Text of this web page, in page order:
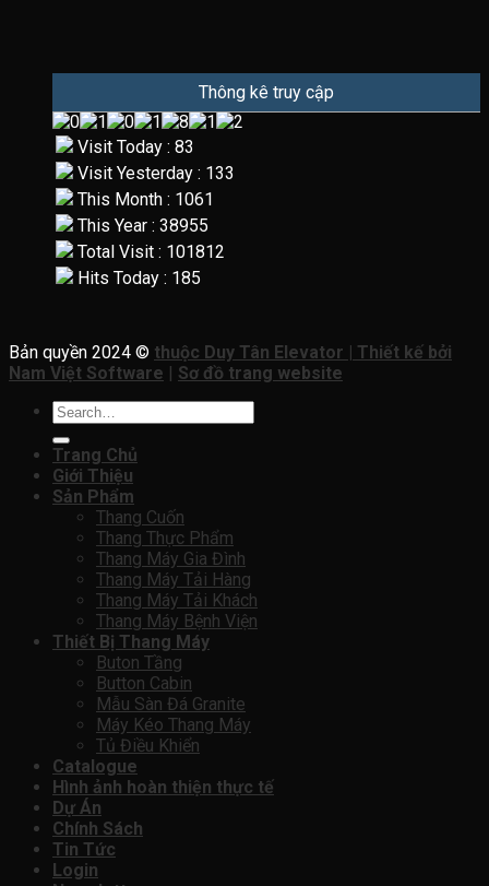
Thông kê truy cập
Visit Today : 83
Visit Yesterday : 133
This Month : 1061
This Year : 38955
Total Visit : 101812
Hits Today : 185
Bản quyền 2024 © thuộc Duy Tân Elevator | Thiết kế bởi
Nam Việt Software
Sơ đồ trang website
Search
Trang Chủ
Giới Thiệu
Sản Phẩm
Thang Cuốn
Thang Thực Phẩm
Thang Máy Gia Đình
Thang Máy Tải Hàng
Thang Máy Tải Khách
Thang Máy Bệnh Viện
Thiết Bị Thang Máy
Buton Tầng
Button Cabin
Mẫu Sàn Đá Granite
Máy Kéo Thang Máy
Tủ Điều Khiển
Catalogue
Hình ảnh hoàn thiện thực tế
Dự Án
Chính Sách
Tin Tức
Login